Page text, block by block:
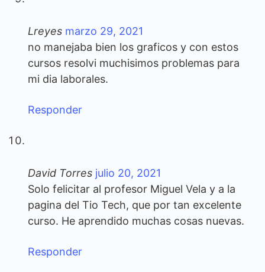
Lreyes marzo 29, 2021
no manejaba bien los graficos y con estos
cursos resolvi muchisimos problemas para
mi dia laborales.
Responder
David Torres julio 20, 2021
Solo felicitar al profesor Miguel Vela y a la
pagina del Tio Tech, que por tan excelente
curso. He aprendido muchas cosas nuevas.
Responder